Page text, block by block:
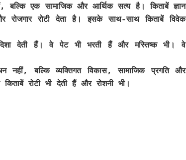
बल्कि एक सामाजिक और आर्थिक सत्य है। किताबें ज्ञान
रोटी देता है। इसके साथ-साथ किताबें विवेक
देती हैं। वे पेट भी भरती हैं और मस्तिष्क भी। वे
नहीं, बल्कि व्यक्तिगत विकास, सामाजिक प्रगति और
रोटी भी देती हैं और रोशनी भी।